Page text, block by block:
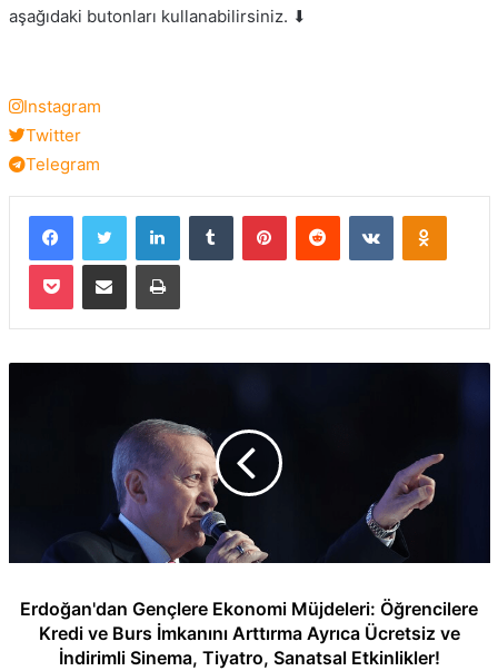
aşağıdaki butonları kullanabilirsiniz. ⬇
Instagram
Twitter
Telegram
FacebookTwitter LinkedInTumblr PinterestReddit VKontakte
Pocket E-Posta ile paylaş Yazdır
Erdoğan'dan Gençlere Ekonomi Müjdeleri: Öğrencilere
Kredi ve Burs İmkanını Arttırma Ayrıca Ücretsiz ve
İndirimli Sinema, Tiyatro, Sanatsal Etkinlikler!